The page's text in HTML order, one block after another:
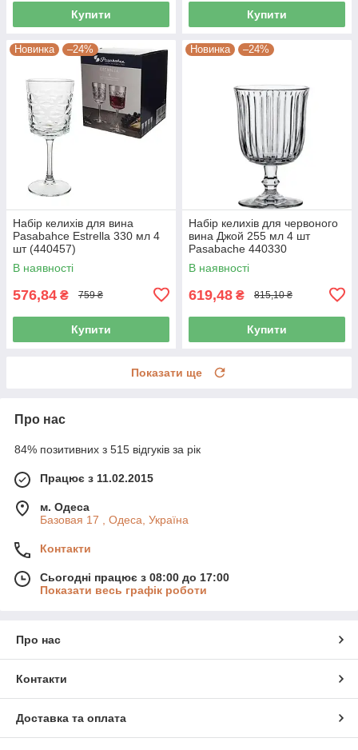
Купити Купити
Новинка –24%
Набір келихів для вина
Pasabahce Estrella 330 мл 4
шт (440457)
В наявності
576,84 ₴ 759 ₴
Купити
Новинка –24%
Набір келихів для червоного
вина Джой 255 мл 4 шт
Pasabache 440330
В наявності
619,48 ₴ 815,10 ₴
Купити
Показати ще
Про нас
84% позитивних з 515 відгуків за рік
Працює з 11.02.2015
м. Одеса
Базовая 17 , Одеса, Україна
Контакти
Сьогодні працює з 08:00 до 17:00
Показати весь графік роботи
Про нас
Контакти
Доставка та оплата